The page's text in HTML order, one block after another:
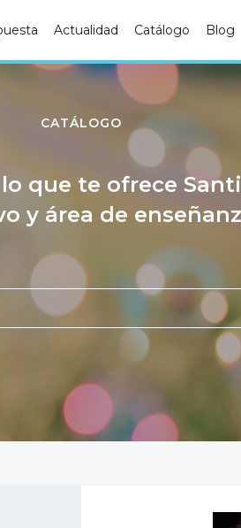
Actualidad Catálogo Blog
CATÁLOGO
que te ofrece
y área de